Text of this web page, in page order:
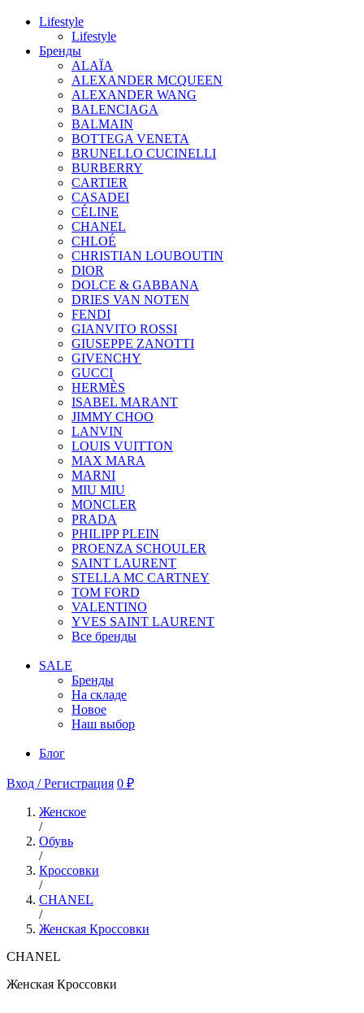
Lifestyle
Lifestyle
Бренды
ALAÏA
ALEXANDER MCQUEEN
ALEXANDER WANG
BALENCIAGA
BALMAIN
BOTTEGA VENETA
BRUNELLO CUCINELLI
BURBERRY
CARTIER
CASADEI
CÉLINE
CHANEL
CHLOÉ
CHRISTIAN LOUBOUTIN
DIOR
DOLCE & GABBANA
DRIES VAN NOTEN
FENDI
GIANVITO ROSSI
GIUSEPPE ZANOTTI
GIVENCHY
GUCCI
HERMÈS
ISABEL MARANT
JIMMY CHOO
LANVIN
LOUIS VUITTON
MAX MARA
MARNI
MIU MIU
MONCLER
PRADA
PHILIPP PLEIN
PROENZA SCHOULER
SAINT LAURENT
STELLA MC CARTNEY
TOM FORD
VALENTINO
YVES SAINT LAURENT
Все бренды
SALE
Бренды
На складе
Новое
Наш выбор
Блог
Вход / Регистрация 0 ₽
Женское
/
Обувь
/
Кроссовки
/
CHANEL
/
Женская Кроссовки
CHANEL
Женская Кроссовки